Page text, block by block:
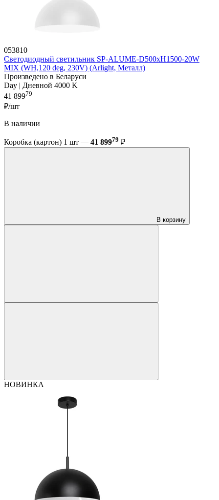
053810
Светодиодный светильник SP-ALUME-D500xH1500-20W
MIX (WH,120 deg, 230V) (Arlight, Металл)
Произведено в Беларуси
Day | Дневной 4000 K
41 89979
₽/шт
В наличии
Коробка (картон) 1 шт — 41 89979 ₽
В корзину
НОВИНКА